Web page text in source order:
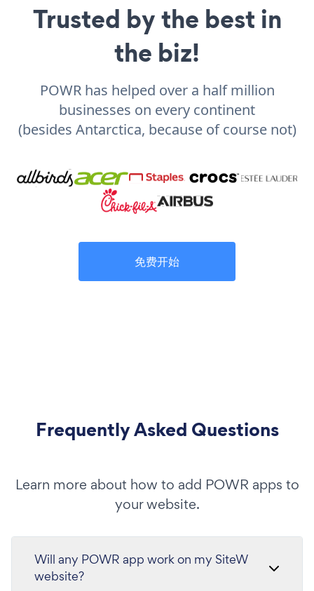
Trusted by the best in
the biz!
POWR has helped over a half million
businesses on every continent
(besides Antarctica, because of course not)
免费开始
Frequently Asked Questions
Learn more about how to add POWR apps to
your website.
Will any POWR app work on my SiteW
website?